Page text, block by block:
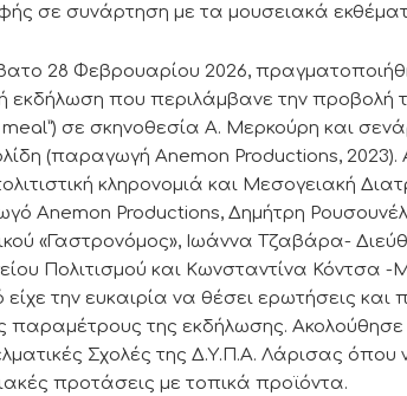
σε συνάρτηση με τα μουσειακά
28 Φεβρουαρίου 2026,
εκδήλωση που περιλάμβανε την προβολή
σε σκηνοθεσία Α. Μερκούρη και
(παραγωγή Anemon Productions, 2023).
κληρονομιά και Μεσογειακή
Anemon Productions, Δημήτρη
«Γαστρονόμος», Ιωάννα Τζαβάρα-
Πολιτισμού και Κωνσταντίνα Κόντσα
είχε την ευκαιρία να θέσει ερωτήσεις
παραμέτρους της εκδήλωσης.
Σχολές της Δ.Υ.Π.Α. Λάρισας όπου
προτάσεις με τοπικά προϊόντα.